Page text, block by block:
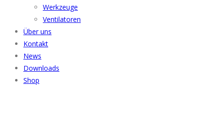
Werkzeuge
Ventilatoren
Über uns
Kontakt
News
Downloads
Shop